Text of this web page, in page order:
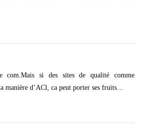
com.Mais si des sites de qualité comme
manière d’ACl, ca peut porter ses fruits…